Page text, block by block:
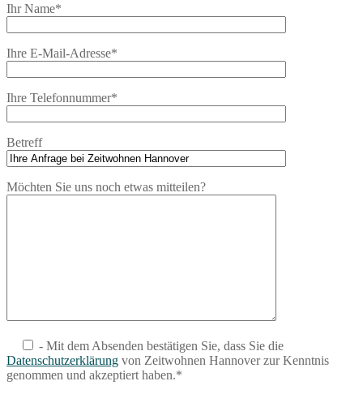
Ihr Name*
Ihre E-Mail-Adresse*
Ihre Telefonnummer*
Betreff
Möchten Sie uns noch etwas mitteilen?
- Mit dem Absenden bestätigen Sie, dass Sie die
Datenschutzerklärung von Zeitwohnen Hannover zur Kenntnis
genommen und akzeptiert haben.*